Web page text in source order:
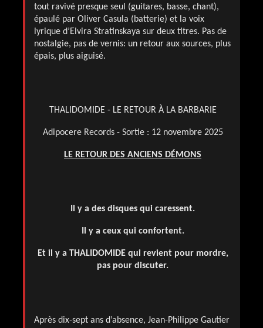
tout ravivé presque seul (guitares, basse, chant),
épaulé par Oliver Casula (batterie) et la voix
lyrique d’Elvira Stratinskaya sur deux titres. Pas de
nostalgie, pas de vernis: un retour aux sources, plus
épais, plus aiguisé.
THALIDOMIDE - LE RETOUR À LA BARBARIE
Adipocere Records - Sortie : 12 novembre 2025
LE RETOUR DES ANCIENS DÉMONS
Il y a des disques qui caressent.
Il y a ceux qui confortent.
Et il y a THALIDOMIDE qui revient pour mordre,
pas pour discuter.
Après dix-sept ans d’absence, Jean-Philippe Gautier